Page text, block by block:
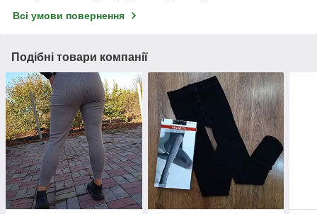
Всі умови повернення
Подібні товари компанії